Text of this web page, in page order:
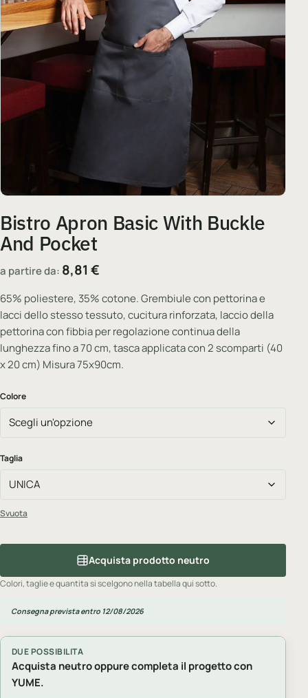
Bistro Apron Basic With Buckle
And Pocket
a partire da: 8,81 €
65% poliestere, 35% cotone. Grembiule con pettorina e
lacci dello stesso tessuto, cucitura rinforzata, laccio della
pettorina con fibbia per regolazione continua della
lunghezza fino a 70 cm, tasca applicata con 2 scomparti (40
x 20 cm) Misura 75x90cm.
Colore
Taglia
Svuota
Acquista prodotto neutro
Colori, taglie e quantita si scelgono nella tabella qui sotto.
Consegna prevista entro 12/08/2026
DUE POSSIBILITA
Acquista neutro oppure completa il progetto con
YUME.